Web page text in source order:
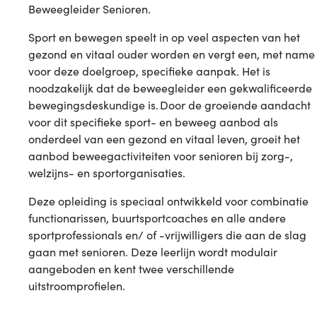
Beweegleider Senioren.
Sport en bewegen speelt in op veel aspecten van het
gezond en vitaal ouder worden en vergt een, met name
voor deze doelgroep, specifieke aanpak. Het is
noodzakelijk dat de beweegleider een gekwalificeerde
bewegingsdeskundige is. Door de groeiende aandacht
voor dit specifieke sport- en beweeg aanbod als
onderdeel van een gezond en vitaal leven, groeit het
aanbod beweegactiviteiten voor senioren bij zorg-,
welzijns- en sportorganisaties.
Deze opleiding is speciaal ontwikkeld voor combinatie
functionarissen, buurtsportcoaches en alle andere
sportprofessionals en/ of -vrijwilligers die aan de slag
gaan met senioren. Deze leerlijn wordt modulair
aangeboden en kent twee verschillende
uitstroomprofielen.